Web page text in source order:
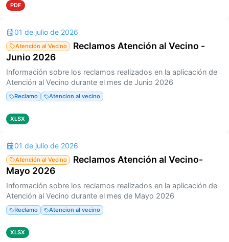
PDF
01 de julio de 2026
Atención al Vecino
Reclamos Atención al Vecino -
Junio 2026
Información sobre los reclamos realizados en la aplicación de
Atención al Vecino durante el mes de Junio 2026
Reclamo Atencion al vecino
XLSX
01 de julio de 2026
Atención al Vecino
Reclamos Atención al Vecino-
Mayo 2026
Información sobre los reclamos realizados en la aplicación de
Atención al Vecino durante el mes de Mayo 2026
Reclamo Atencion al vecino
XLSX